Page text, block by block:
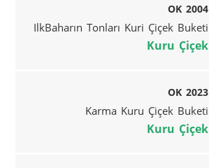
OK 2004
IlkBaharın Tonları Kuri Çiçek Buketi
Kuru Çiçek
OK 2023
Karma Kuru Çiçek Buketi
Kuru Çiçek